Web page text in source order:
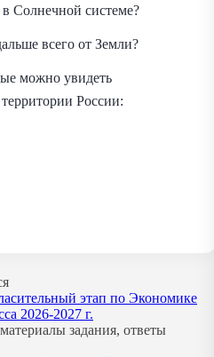
Солнечной системе?
всего от Земли?
можно увидеть
России:
этап по Экономике
2026-2027 г.
задания, ответы